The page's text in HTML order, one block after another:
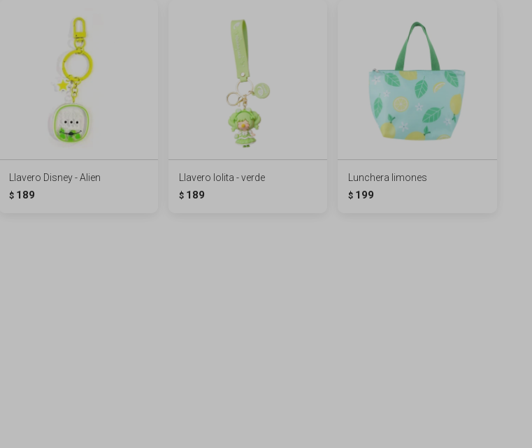
Llavero Disney - Alien
$ 189
Llavero lolita - verde
$ 189
Lunchera limones
$ 199